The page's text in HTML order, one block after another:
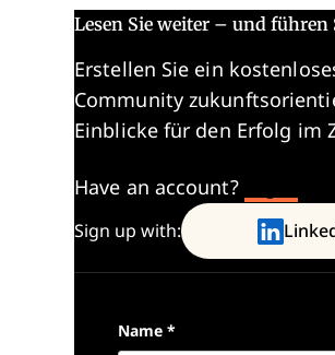
Lesen Sie weiter – und
Erstellen Sie ein
Community
Einblicke für den Erfolg im
Have an account?
Sign up with:
Name *